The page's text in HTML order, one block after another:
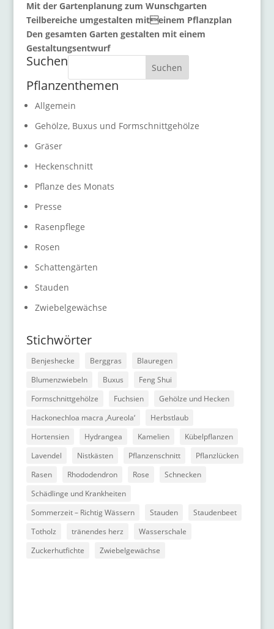
Mit der Gartenplanung zum Wunschgarten
Teilbereiche umgestalten miteinem Pflanzplan
Den gesamten Garten gestalten mit einem
Gestaltungsentwurf
Suchen Suchen
Pflanzenthemen
Allgemein
Gehölze, Buxus und Formschnittgehölze
Gräser
Heckenschnitt
Pflanze des Monats
Presse
Rasenpflege
Rosen
Schattengärten
Stauden
Zwiebelgewächse
Stichwörter
Benjeshecke Berggras
Blauregen
Blumenzwiebeln
Buxus
Feng Shui
Formschnittgehölze
Fuchsien
Gehölze und Hecken
Hackonechloa macra ‚Aureola‘
Herbstlaub
Hortensien
Hydrangea Kamelien
Kübelpflanzen
Lavendel
Nistkästen Pflanzenschnitt
Pflanzlücken
Rasen
Rhododendron Rose
Schnecken
Schädlinge und Krankheiten
Sommerzeit – Richtig Wässern
Stauden
Staudenbeet
Totholz
tränendes herz
Wasserschale
Zuckerhutfichte
Zwiebelgewächse